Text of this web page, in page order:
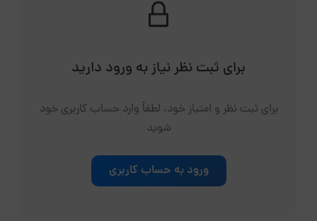
برای ثبت نظر نیاز به ورود دارید
برای ثبت نظر و امتیاز خود، لطفاً وارد حساب کاربری خود
شوید
ورود به حساب کاربری